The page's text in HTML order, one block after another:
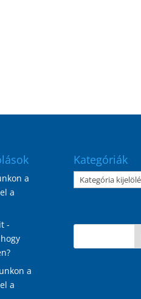
a
a
-
a
a
Kategóriák
Kategóriák